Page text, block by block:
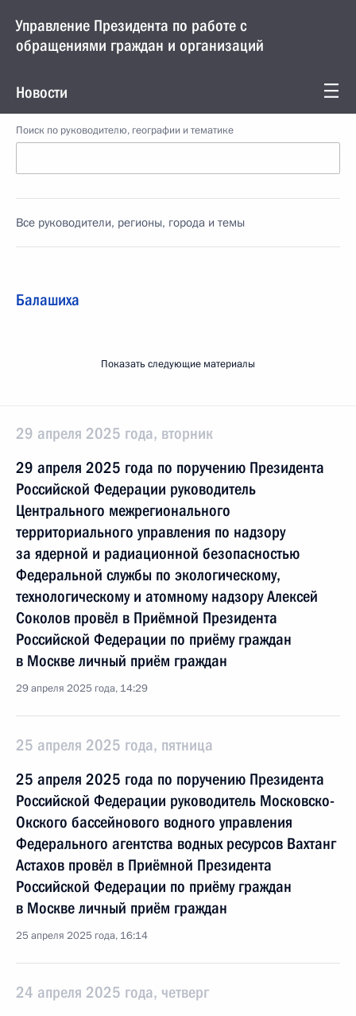
Управление Президента по работе с
обращениями граждан и организаций
Новости
Поиск по руководителю, географии и тематике
Все руководители, регионы, города и темы
Балашиха
Показать следующие материалы
29 апреля 2025 года, вторник
29 апреля 2025 года по поручению Президента
Российской Федерации руководитель
Центрального межрегионального
территориального управления по надзору
за ядерной и радиационной безопасностью
Федеральной службы по экологическому,
технологическому и атомному надзору Алексей
Соколов провёл в Приёмной Президента
Российской Федерации по приёму граждан
в Москве личный приём граждан
29 апреля 2025 года, 14:29
25 апреля 2025 года, пятница
25 апреля 2025 года по поручению Президента
Российской Федерации руководитель Московско-
Окского бассейнового водного управления
Федерального агентства водных ресурсов Вахтанг
Астахов провёл в Приёмной Президента
Российской Федерации по приёму граждан
в Москве личный приём граждан
25 апреля 2025 года, 16:14
24 апреля 2025 года, четверг